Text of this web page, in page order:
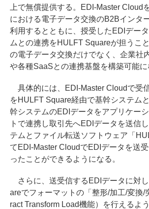
上で無償提供する。EDI-Master Cloud
における電子データ交換のB2Bインタ
利用するとともに、授受したEDIデー
ムとの連携をHULFT Squareが担うこ
の電子データ交換だけでなく、企業社
や各種SaaSとの連携基盤を構築可能に
具体的には、EDI-Master Cloudで受
をHULFT Square経由で基幹システム
幹システムのEDIデータをアプリケー
トで連携し取引先へEDIデータを送信
テムとファイル転送ソフトウェア「
てEDI-Master CloudでEDIデータを送
ったことができるようになる。
さらに、送受信するEDIデータに対
areでフォーマットの「整形/加工/変換/
ract Transform Load機能）を行えるよ